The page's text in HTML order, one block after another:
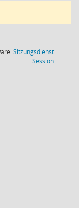
Sitzungsdienst
Session(Wird in